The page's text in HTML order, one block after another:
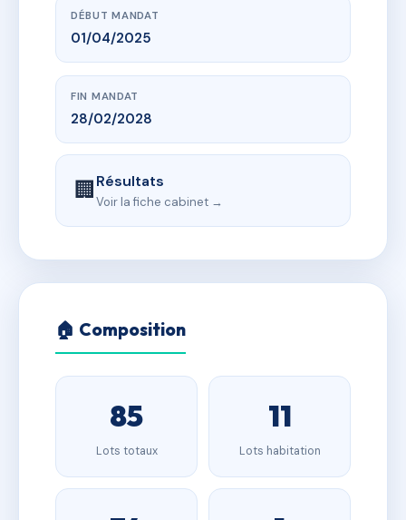
DÉBUT MANDAT
01/04/2025
FIN MANDAT
28/02/2028
🏢Résultats
Voir la fiche cabinet →
🏠 Composition
85
Lots totaux
11
Lots habitation